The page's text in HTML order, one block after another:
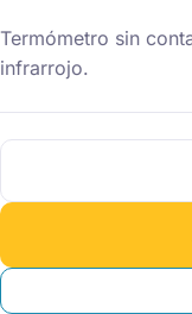
Termómetro sin
infrarrojo.
Termómetro
Infrarrojo
380
°C